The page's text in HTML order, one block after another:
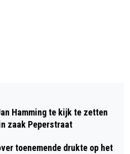
MINISTER GOED
ROND
ZOEK NAAR EEN
Hamming te kijk te zetten
zaak Peperstraat
toenemende drukte op het